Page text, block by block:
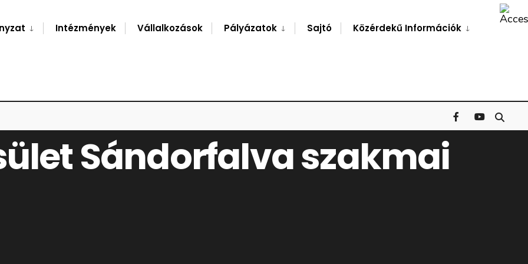
Intézmények Vállalkozások Pályázatok Sajtó Közérdekű Információk
Sándorfalva szakmai
Window